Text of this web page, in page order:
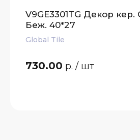
V9GE3301TG Декор кер.
Беж. 40*27
Global Tile
730.00 р. / шт